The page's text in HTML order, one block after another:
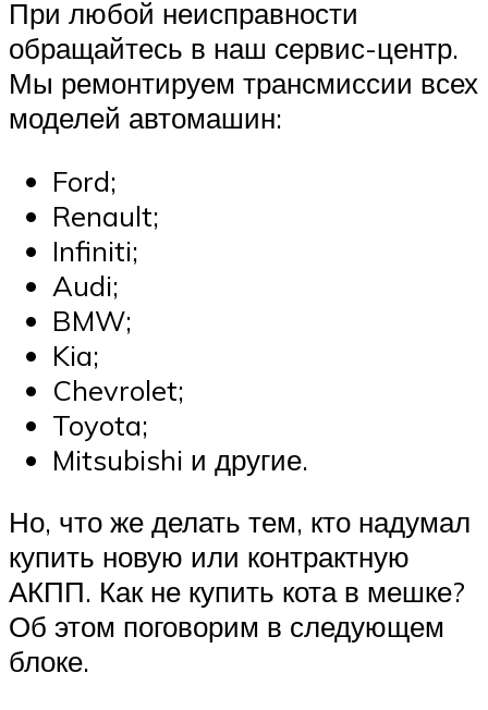
При любой неисправности
обращайтесь в наш сервис-центр.
Мы ремонтируем трансмиссии всех
моделей автомашин:
Ford;
Renault;
Infiniti;
Audi;
BMW;
Kia;
Chevrolet;
Toyota;
Mitsubishi и другие.
Но, что же делать тем, кто надумал
купить новую или контрактную
АКПП. Как не купить кота в мешке?
Об этом поговорим в следующем
блоке.